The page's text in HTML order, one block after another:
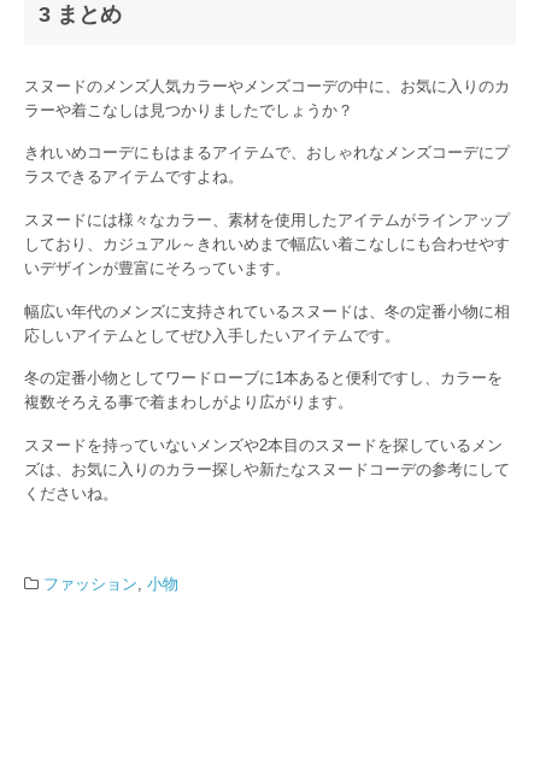
3 まとめ
スヌードのメンズ人気カラーやメンズコーデの中に、お気に入りのカ
ラーや着こなしは見つかりましたでしょうか？
きれいめコーデにもはまるアイテムで、おしゃれなメンズコーデにプ
ラスできるアイテムですよね。
スヌードには様々なカラー、素材を使用したアイテムがラインアップ
しており、カジュアル～きれいめまで幅広い着こなしにも合わせやす
いデザインが豊富にそろっています。
幅広い年代のメンズに支持されているスヌードは、冬の定番小物に相
応しいアイテムとしてぜひ入手したいアイテムです。
冬の定番小物としてワードローブに1本あると便利ですし、カラーを
複数そろえる事で着まわしがより広がります。
スヌードを持っていないメンズや2本目のスヌードを探しているメン
ズは、お気に入りのカラー探しや新たなスヌードコーデの参考にして
くださいね。
ファッション, 小物